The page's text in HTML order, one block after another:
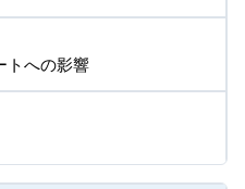
トへの影響